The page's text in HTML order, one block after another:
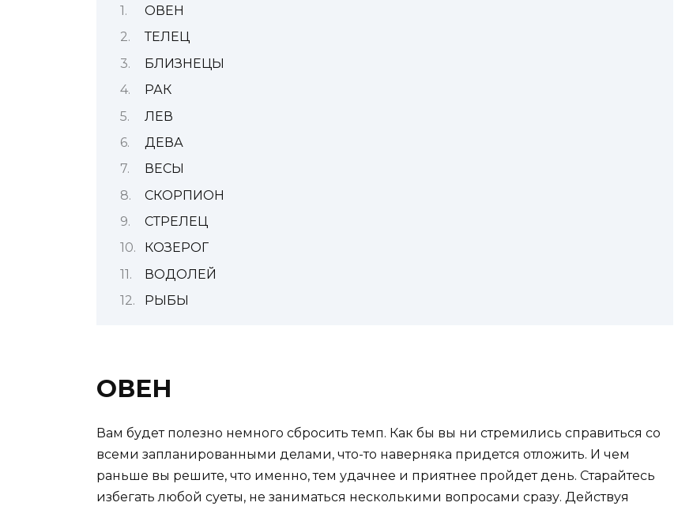
ОВЕН
ТЕЛЕЦ
БЛИЗНЕЦЫ
РАК
ЛЕВ
ДЕВА
ВЕСЫ
СКОРПИОН
СТРЕЛЕЦ
КОЗЕРОГ
ВОДОЛЕЙ
РЫБЫ
ОВЕН
Вам будет полезно немного сбросить темп. Как бы вы ни стремились справиться со
всеми запланированными делами, что-то наверняка придется отложить. И чем
раньше вы решите, что именно, тем удачнее и приятнее пройдет день. Старайтесь
избегать любой суеты, не заниматься несколькими вопросами сразу. Действуя